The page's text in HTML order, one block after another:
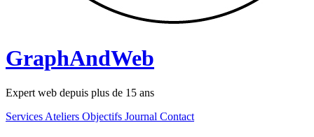
GraphAndWeb
Expert web depuis plus de 15 ans
Services Ateliers Objectifs Journal Contact